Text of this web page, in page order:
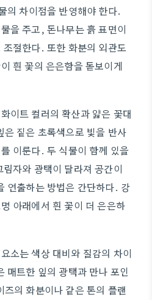
의 차이점을 반영해야 한다.
을 주고, 돈나무는 흙 표면이
절한다. 또한 화분의 외관도
흰 꽃의 은은함을 돋보이게
이트 컬러의 확산과 얇은 꽃대
짙은 초록색으로 빛을 반사
이룬다. 두 식물이 함께 있을
자와 광택이 달라져 공간이
연출하는 방법은 간단하다. 강
아래에서 흰 꽃이 더 은은하
소는 색상 대비와 질감의 차이
매트한 잎의 광택과 만나 포인
의 화분이나 같은 톤의 플랜